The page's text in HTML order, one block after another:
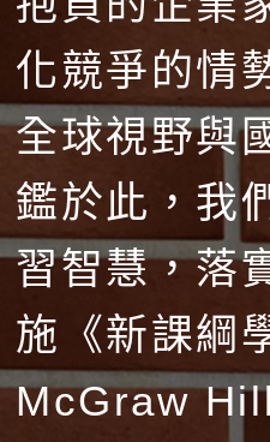
化競爭的情
全球視野與
鑑於此，我
習智慧，落
施《新課綱
McGraw